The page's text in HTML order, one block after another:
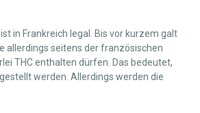
in Frankreich legal. Bis vor kurzem galt
allerdings seitens der französischen
THC enthalten dürfen. Das bedeutet,
werden. Allerdings werden die